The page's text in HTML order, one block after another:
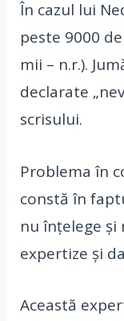
În cazul lui
peste 9000
mii – n.r.).
declarate
scrisului.
Problema în
constă în
nu înțelege
expertize și
Această